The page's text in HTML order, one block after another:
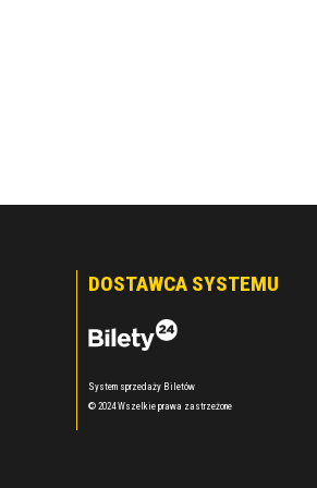
DOSTAWCA SYSTEMU
System sprzedaży Biletów
© 2024 Wszelkie prawa zastrzeżone